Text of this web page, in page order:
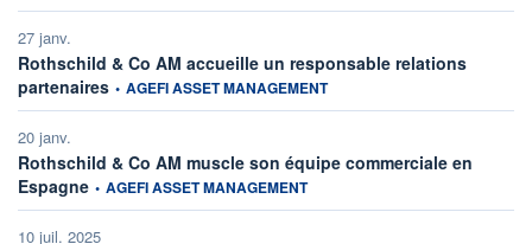
27 janv.
Rothschild & Co AM accueille un responsable relations
partenaires information fournie par
• AGEFI ASSET MANAGEMENT
20 janv.
Rothschild & Co AM muscle son équipe commerciale en
Espagne information fournie par
• AGEFI ASSET MANAGEMENT
10 juil. 2025